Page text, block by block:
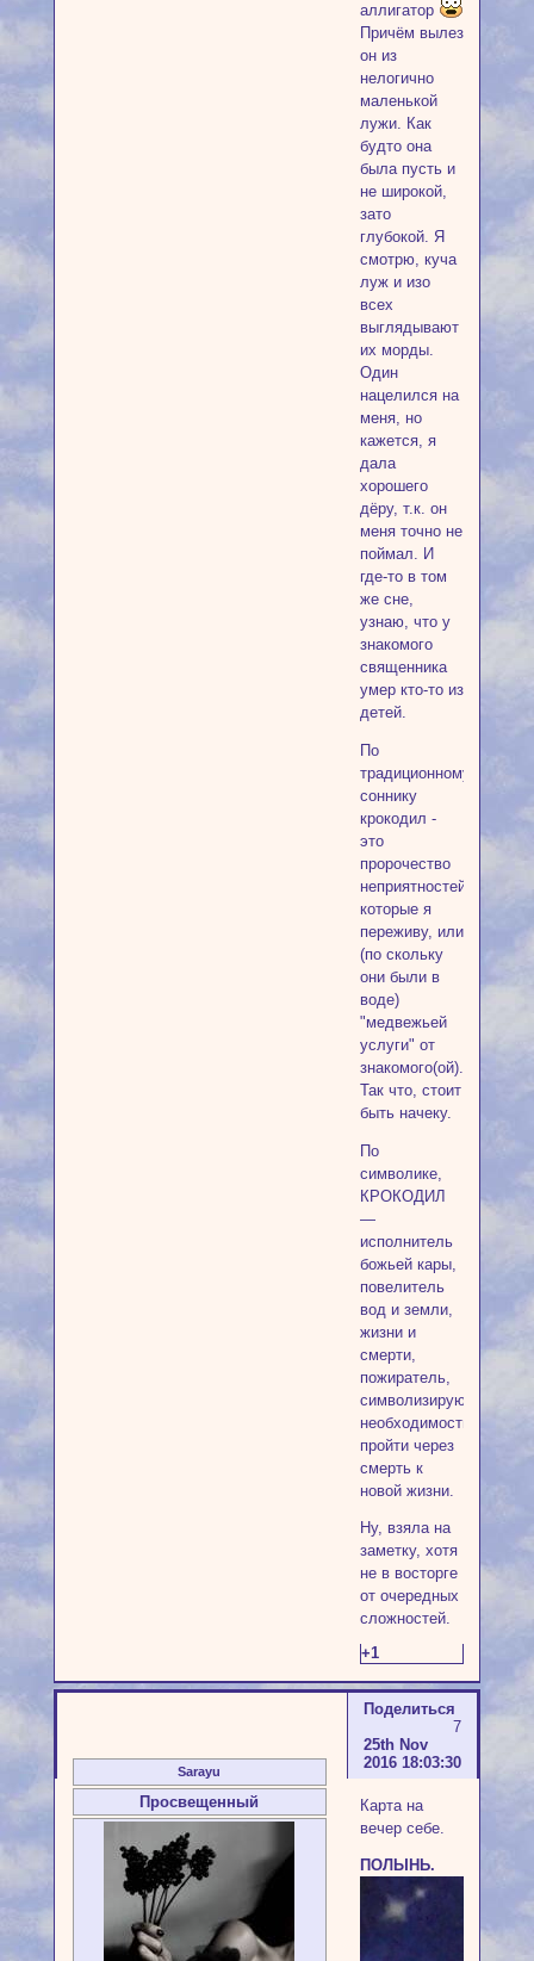
аллигатор
Причём вылез
он из
нелогично
маленькой
лужи. Как
будто она
была пусть и
не широкой,
зато
глубокой. Я
смотрю, куча
луж и изо
всех
выглядывают
их морды.
Один
нацелился на
меня, но
кажется, я
дала
хорошего
дёру, т.к. он
меня точно не
поймал. И
где-то в том
же сне,
узнаю, что у
знакомого
священника
умер кто-то из
детей.
По
традиционному
соннику
крокодил -
это
пророчество
неприятностей,
которые я
переживу, или
(по скольку
они были в
воде)
"медвежьей
услуги" от
знакомого(ой).
Так что, стоит
быть начеку.
По
символике,
КРОКОДИЛ
—
исполнитель
божьей кары,
повелитель
вод и земли,
жизни и
смерти,
пожиратель,
символизирующий
необходимость
пройти через
смерть к
новой жизни.
Ну, взяла на
заметку, хотя
не в восторге
от очередных
сложностей.
+1
Поделиться
7
25th Nov
2016 18:03:30
Sarayu
Просвещенный
Карта на
вечер себе.
ПОЛЫНЬ.